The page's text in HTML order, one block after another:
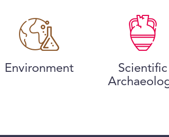
Environment
Scientific